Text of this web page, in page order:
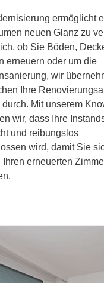
ermöglicht
neuen Glanz zu
ob Sie Böden,
erneuern oder um die
wir
Ihre
durch. Mit unserem
wir, dass Ihre
und reibungslos
wird, damit Sie
erneuerten